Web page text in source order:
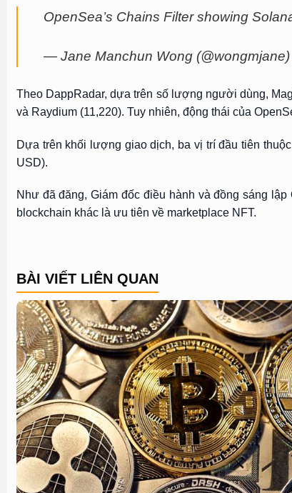
OpenSea’s Chains Filter showing
— Jane Manchun Wong (@wongmjane)
Theo DappRadar, dựa trên số lượng người dùng,
và Raydium (11,220). Tuy nhiên, động thái của
Dựa trên khối lượng giao dịch, ba vị trí đầu tiên
USD).
Như đã đăng, Giám đốc điều hành và đồng sáng
blockchain khác là ưu tiên về marketplace NFT.
BÀI VIẾT LIÊN QUAN